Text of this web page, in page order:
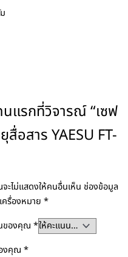
นแรกที่วิจารณ์ “เซฟ
สื่อสาร YAESU FT-
ะไม่แสดงให้คนอื่นเห็น ช่องข้อมูล
ครื่องหมาย*
นของคุณ*
งคุณ*